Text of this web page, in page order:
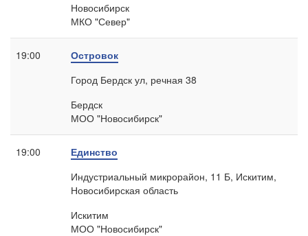
Новосибирск
МКО "Север"
19:00
Островок
Город Бердск ул, речная 38
Бердск
МОО "Новосибирск"
19:00
Единство
Индустриальный микрорайон, 11 Б, Искитим,
Новосибирская область
Искитим
МОО "Новосибирск"